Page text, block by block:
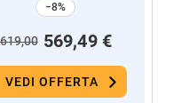
−8%
619,00 569,49 €
VEDI OFFERTA